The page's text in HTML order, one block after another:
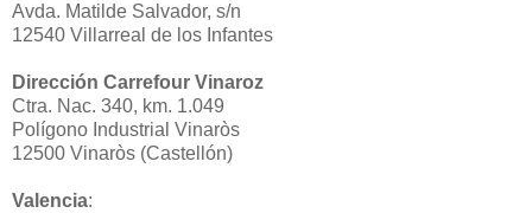
Avda. Matilde Salvador, s/n
12540 Villarreal de los Infantes
Dirección Carrefour Vinaroz
Ctra. Nac. 340, km. 1.049
Polígono Industrial Vinaròs
12500 Vinaròs (Castellón)
Valencia: